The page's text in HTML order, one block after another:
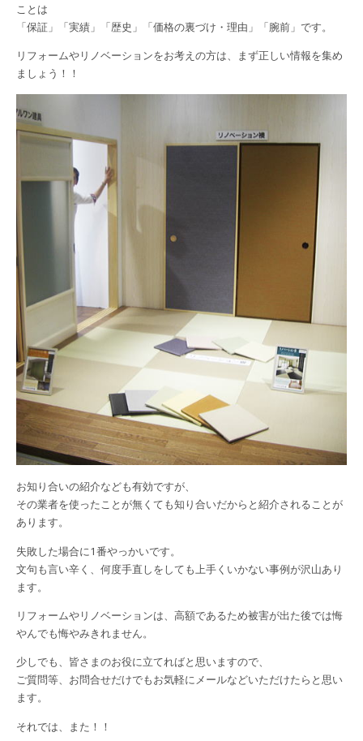
ことは
「保証」「実績」「歴史」「価格の裏づけ・理由」「腕前」です。
リフォームやリノベーションをお考えの方は、まず正しい情報を集め
ましょう！！
お知り合いの紹介なども有効ですが、
その業者を使ったことが無くても知り合いだからと紹介されることが
あります。
失敗した場合に1番やっかいです。
文句も言い辛く、何度手直しをしても上手くいかない事例が沢山あり
ます。
リフォームやリノベーションは、高額であるため被害が出た後では悔
やんでも悔やみきれません。
少しでも、皆さまのお役に立てればと思いますので、
ご質問等、お問合せだけでもお気軽にメールなどいただけたらと思い
ます。
それでは、また！！